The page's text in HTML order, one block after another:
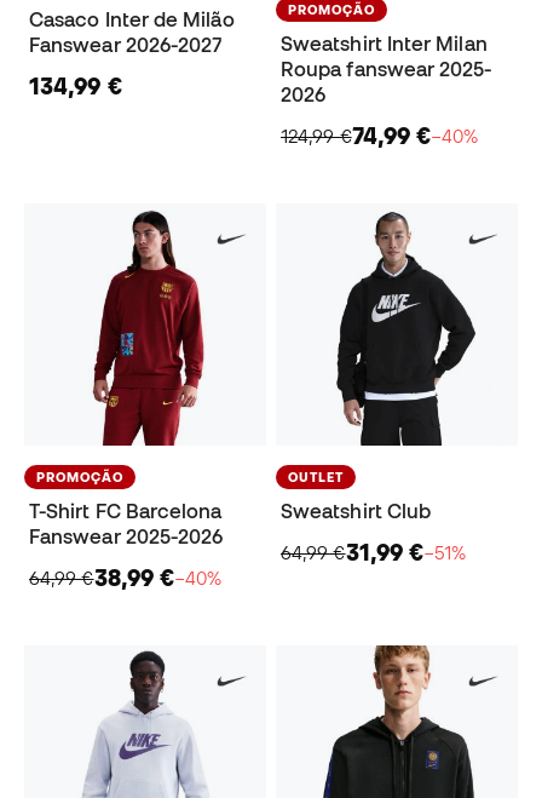
Casaco Inter de Milão
Fanswear 2026-2027
134,99 €
PROMOÇÃO
Sweatshirt Inter Milan
Roupa fanswear 2025-
2026
124,99 €74,99 €−40%
PROMOÇÃO
T-Shirt FC Barcelona
Fanswear 2025-2026
64,99 €38,99 €−40%
OUTLET
Sweatshirt Club
64,99 €31,99 €−51%